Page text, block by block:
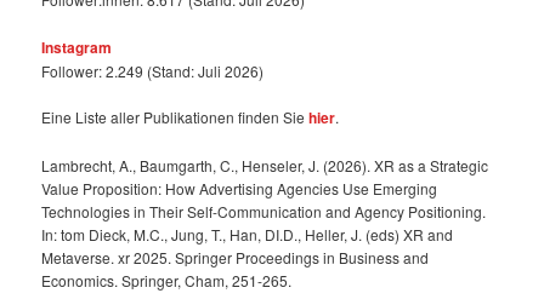
Instagram
Follower: 2.249 (Stand: Juli 2026)
Eine Liste aller Publikationen finden Siehier.
Lambrecht, A., Baumgarth, C., Henseler, J. (2026). XR as a Strategic
Value Proposition: How Advertising Agencies Use Emerging
Technologies in Their Self-Communication and Agency Positioning.
In: tom Dieck, M.C., Jung, T., Han, DI.D., Heller, J. (eds) XR and
Metaverse. xr 2025. Springer Proceedings in Business and
Economics. Springer, Cham, 251-265.